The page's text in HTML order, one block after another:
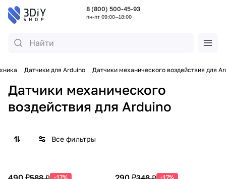
8 (800) 500-45-93
пн-пт 09:00—18:00
Датчики для Arduino Датчики механического воздействия для
Датчики механического
воздействия для Arduino
Все фильтры
-17% -17%